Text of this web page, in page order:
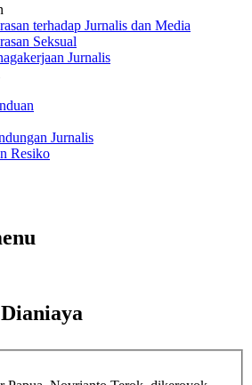
terhadap Jurnalis dan Media
Seksual
Jurnalis
Jurnalis
Resiko